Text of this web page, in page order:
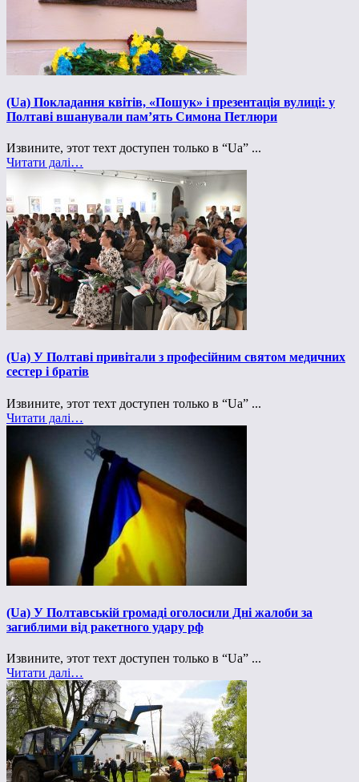
(Ua) Покладання квітів, «Пошук» і презентація вулиці: у
Полтаві вшанували пам’ять Симона Петлюри
Извините, этот техт доступен только в “Ua” ...
Читати далі…
(Ua) У Полтаві привітали з професійним святом медичних
сестер і братів
Извините, этот техт доступен только в “Ua” ...
Читати далі…
(Ua) У Полтавській громаді оголосили Дні жалоби за
загиблими від ракетного удару рф
Извините, этот техт доступен только в “Ua” ...
Читати далі…